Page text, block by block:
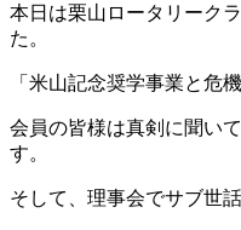
本日は栗山ロータリーク
た。
「米山記念奨学事業と危
会員の皆様は真剣に聞い
す。
そして、理事会でサブ世